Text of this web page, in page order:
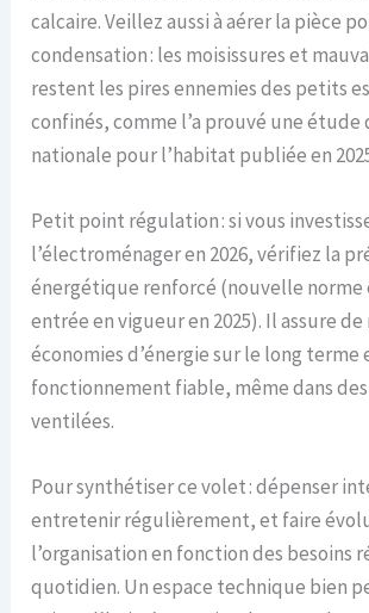
calcaire. Veillez aussi à aérer la pièce
condensation : les moisissures et
restent les pires ennemies des petits
confinés, comme l’a prouvé une étude
nationale pour l’habitat publiée en
Petit point régulation : si vous
l’électroménager en 2026, vérifiez la
énergétique renforcé (nouvelle norme
entrée en vigueur en 2025). Il assure
économies d’énergie sur le long terme
fonctionnement fiable, même dans
ventilées.
Pour synthétiser ce volet : dépenser
entretenir régulièrement, et faire
l’organisation en fonction des besoins
quotidien. Un espace technique bien